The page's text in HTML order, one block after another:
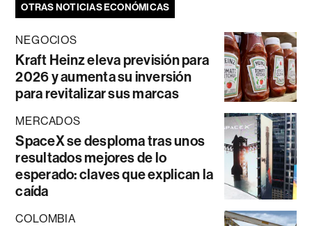
OTRAS NOTICIAS ECONÓMICAS
NEGOCIOS
Kraft Heinz eleva previsión para
2026 y aumenta su inversión
para revitalizar sus marcas
MERCADOS
SpaceX se desploma tras unos
resultados mejores de lo
esperado: claves que explican la
caída
COLOMBIA